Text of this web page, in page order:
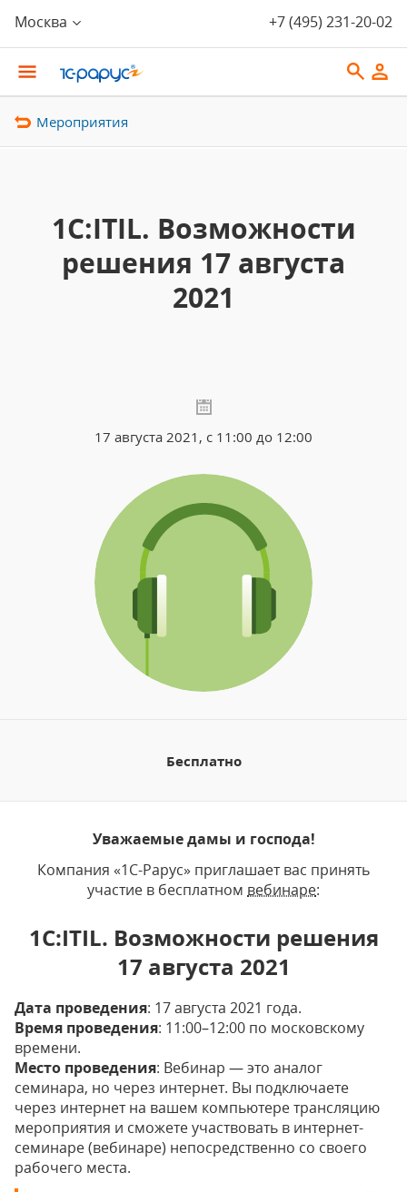
Москва +7 (495) 231-20-02
Мероприятия
1С:ITIL. Возможности
решения 17 августа
2021
17 августа 2021, с 11:00 до 12:00
Бесплатно
Уважаемые дамы и господа!
Компания «1С-Рарус» приглашает вас принять
участие в бесплатном вебинаре:
1С:ITIL. Возможности решения
17 августа 2021
Дата проведения: 17 августа 2021 года.
Время проведения: 11:00–12:00 по московскому
времени.
Место проведения: Вебинар — это аналог
семинара, но через интернет. Вы подключаете
через интернет на вашем компьютере трансляцию
мероприятия и сможете участвовать в интернет-
семинаре (вебинаре) непосредственно со своего
рабочего места.